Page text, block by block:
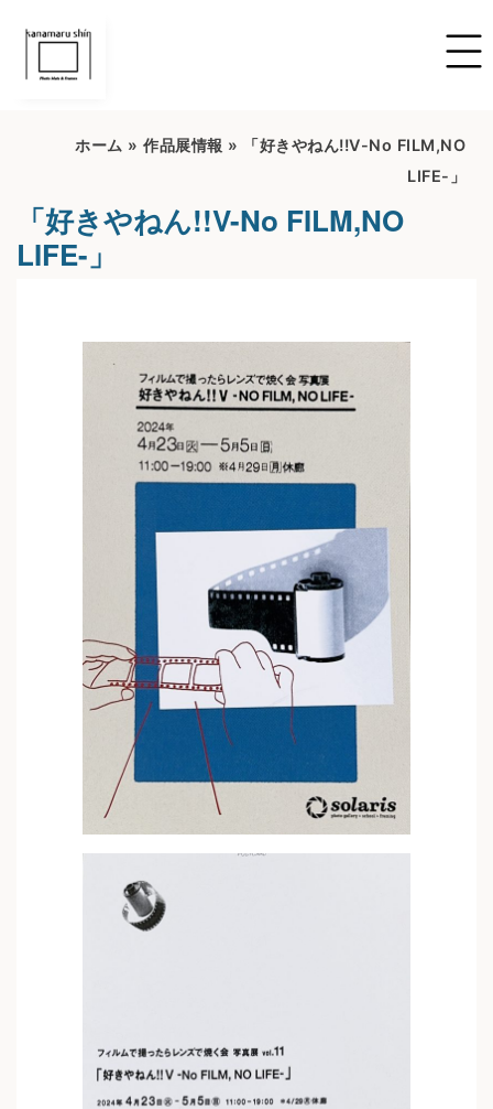
ホーム » 作品展情報 »
「好きやねん!!V-No FILM,NO
LIFE-」
「好きやねん!!V-No FILM,NO
LIFE-」